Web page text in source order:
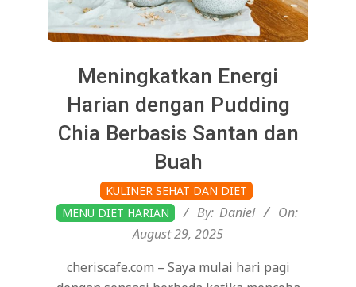
Meningkatkan Energi
Harian dengan Pudding
Chia Berbasis Santan dan
Buah
08-
29
KULINER SEHAT DAN DIET
MENU DIET HARIAN
By: Daniel
On:
August 29, 2025
cheriscafe.com – Saya mulai hari pagi